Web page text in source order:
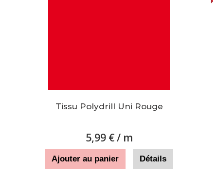
Tissu Polydrill Uni Rouge
5,99 €/ m
Ajouter au panier Détails